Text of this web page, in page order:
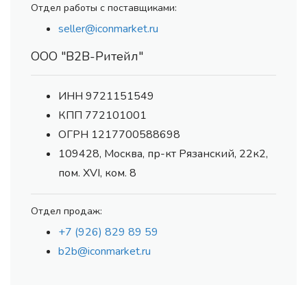
Отдел работы с поставщиками:
seller@iconmarket.ru
ООО "В2В-Ритейл"
ИНН 9721151549
КПП 772101001
ОГРН 1217700588698
109428, Москва, пр-кт Рязанский, 22к2,
пом. XVI, ком. 8
Отдел продаж:
+7 (926) 829 89 59
b2b@iconmarket.ru